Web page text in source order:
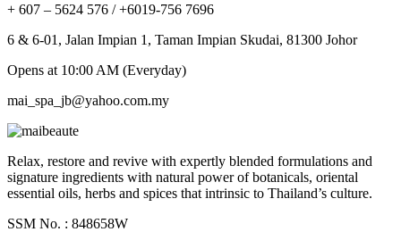
+ 607 – 5624 576 / +6019-756 7696
6 & 6-01, Jalan Impian 1, Taman Impian Skudai, 81300 Johor
Opens at 10:00 AM (Everyday)
mai_spa_jb@yahoo.com.my
Relax, restore and revive with expertly blended formulations and
signature ingredients with natural power of botanicals, oriental
essential oils, herbs and spices that intrinsic to Thailand’s culture.
SSM No. : 848658W